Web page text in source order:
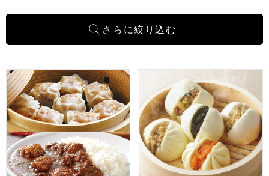
崎陽軒 シウマイとカレー横濱セット【夏の贈りもの・お中元